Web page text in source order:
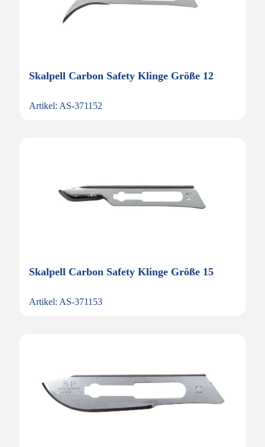
Skalpell Carbon Safety Klinge Größe 12
Artikel: AS-371152
Skalpell Carbon Safety Klinge Größe 15
Artikel: AS-371153